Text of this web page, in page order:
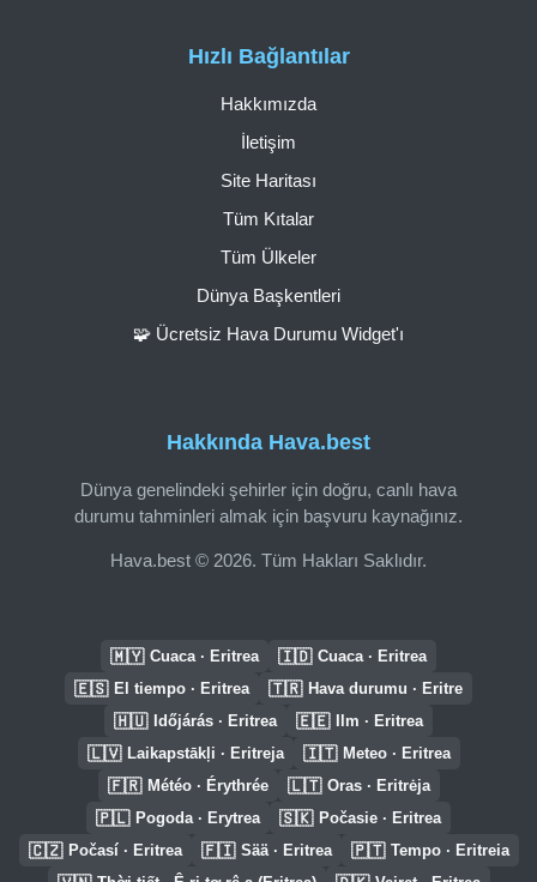
Hakkında Hava.best
Dünya genelindeki şehirler için doğru, canlı hava
durumu tahminleri almak için başvuru kaynağınız.
Hava.best © 2026. Tüm Hakları Saklıdır.
Hızlı Bağlantılar
Hakkımızda
İletişim
Site Haritası
Tüm Kıtalar
Tüm Ülkeler
Dünya Başkentleri
🧩 Ücretsiz Hava Durumu Widget'ı
🇲🇾 Cuaca · Eritrea 🇮🇩 Cuaca · Eritrea
🇪🇸 El tiempo · Eritrea 🇹🇷 Hava durumu · Eritre
🇭🇺 Időjárás · Eritrea 🇪🇪 Ilm · Eritrea
🇱🇻 Laikapstākļi · Eritreja 🇮🇹 Meteo · Eritrea
🇫🇷 Météo · Érythrée 🇱🇹 Oras · Eritrėja
🇵🇱 Pogoda · Erytrea 🇸🇰 Počasie · Eritrea
🇨🇿 Počasí · Eritrea 🇫🇮 Sää · Eritrea 🇵🇹 Tempo · Eritreia